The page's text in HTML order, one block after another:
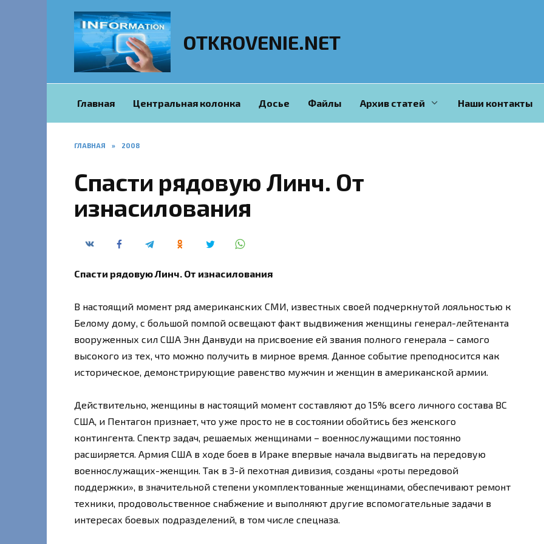
OTKROVENIE.NET
Главная Центральная колонка Досье Файлы Архив статей Наши контакты
ГЛАВНАЯ » 2008
Спасти рядовую Линч. От
изнасилования
Спасти рядовую Линч. От изнасилования
В настоящий момент ряд американских СМИ, известных своей подчеркнутой лояльностью к
Белому дому, с большой помпой освещают факт выдвижения женщины генерал-лейтенанта
вооруженных сил США Энн Данвуди на присвоение ей звания полного генерала – самого
высокого из тех, что можно получить в мирное время. Данное событие преподносится как
историческое, демонстрирующие равенство мужчин и женщин в американской армии.
Действительно, женщины в настоящий момент составляют до 15% всего личного состава ВС
США, и Пентагон признает, что уже просто не в состоянии обойтись без женского
контингента. Спектр задач, решаемых женщинами – военнослужащими постоянно
расширяется. Армия США в ходе боев в Ираке впервые начала выдвигать на передовую
военнослужащих-женщин. Так в 3-й пехотная дивизия, созданы «роты передовой
поддержки», в значительной степени укомплектованные женщинами, обеспечивают ремонт
техники, продовольственное снабжение и выполняют другие вспомогательные задачи в
интересах боевых подразделений, в том числе спецназа.